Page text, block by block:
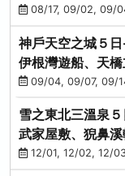
08/17, 09/02, 09/
神戶天空之城５
伊根灣遊船、天
龍蝦-台中出發
09/04, 09/07, 09/
雪之東北三溫泉
武家屋敷、猊鼻
燒、烤牡蠣、握
12/01, 12/02, 12/